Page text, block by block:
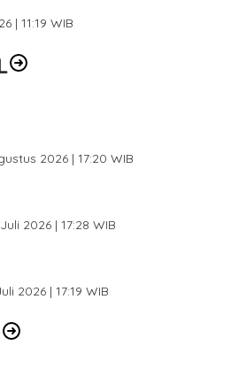
| 11:19 WIB
2026 | 17:20 WIB
2026 | 17:28 WIB
2026 | 17:19 WIB